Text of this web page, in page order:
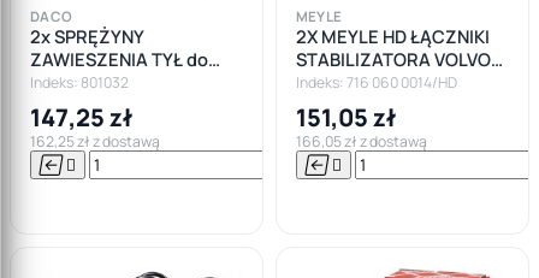
DACO
2x SPRĘŻYNY
ZAWIESZENIA TYŁ do
FORD FOCUS II MK2
KOMBI
Indeks: 801032
147,25 zł
162,25 zł z dostawą
  

MEYLE
2X MEYLE HD ŁĄCZNIKI
STABILIZATORA VOLVO
S40 II V40 V50 FORD
FOCUS KUGA
Indeks: 716 060 0014/HD
151,05 zł
166,05 zł z dostawą
 